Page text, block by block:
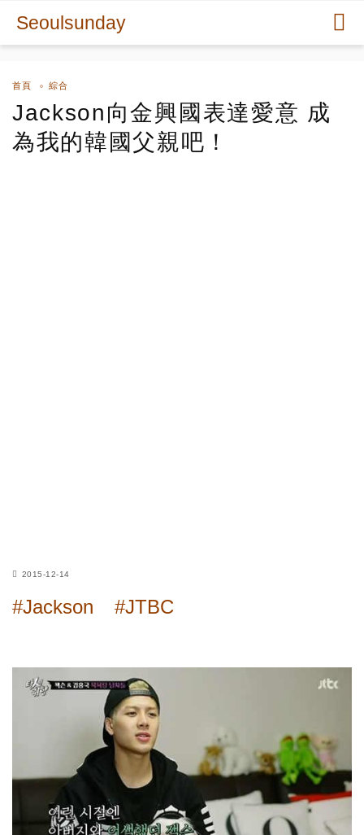
Seoulsunday
首頁 綜合
Jackson向金興國表達愛意 成
為我的韓國父親吧！
2015-12-14
#Jackson #JTBC